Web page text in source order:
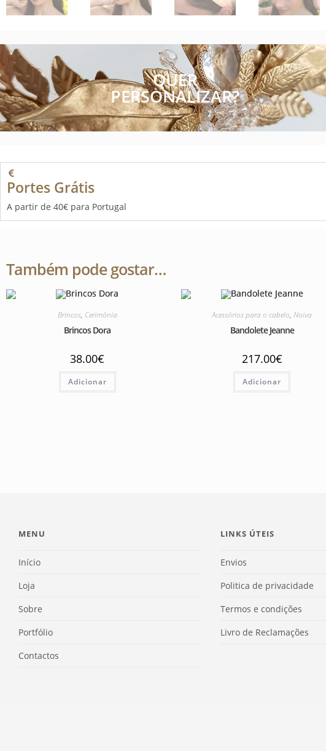
QUER
PERSONALIZAR?
Portes Grátis
A partir de 40€ para Portugal
Também pode gostar…
Brincos, Cerimónia
Brincos Dora
38.00€
Adicionar
Acessórios para o cabelo,Noiva
Bandolete Jeanne
217.00€
Adicionar
MENU
Início
Loja
Sobre
Portfólio
Contactos
LINKS ÚTEIS
Envios
Politica de privacidade
Termos e condições
Livro de Reclamações